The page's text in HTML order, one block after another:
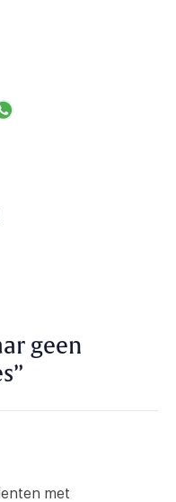
geen
”
met